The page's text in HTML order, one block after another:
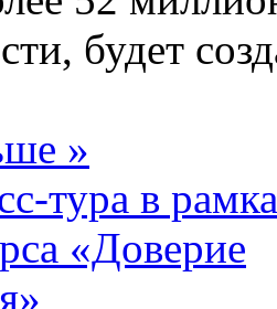
будет
»